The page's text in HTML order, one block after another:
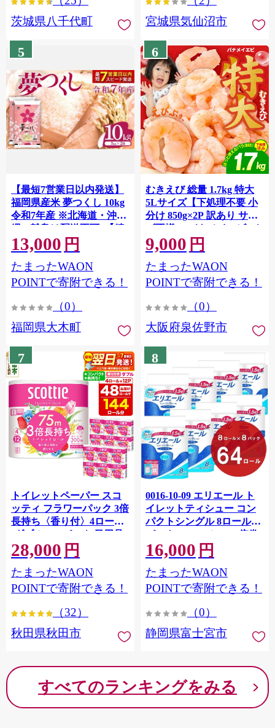
茨城県八千代町
宮城県気仙沼市
5
【最短7営業日以内発送】
福岡県産米 夢つくし 10kg
令和7年産 ※北海道・沖
縄・離島は配送不可 |【精
米 単一米 単一原料米 7年
産 国産 お米 ブランド米
5kg × 2 ゆめつくし】
CY009_01
13,000 円
たまったWAON
POINTで寄附できる！
（0）
福岡県大木町
6
むきえび 総量 1.7kg 特大
5Lサイズ【下処理不要 小
分け 850g×2P 訳あり サイ
ズ不揃い バナメイエビ バ
ラ凍結】 G4142
9,000 円
たまったWAON
POINTで寄附できる！
（0）
大阪府泉佐野市
7
トイレットペーパー スコ
ッティ フラワーパック 3倍
長持ち〈香り付〉4ロール
(ダブル)×12パック 日用品
最短翌日発送 [スコッティ
フラワーパック トイレッ
トペーパー 日本製紙クレ
シア] 秋田県秋田市
28,000 円
たまったWAON
POINTで寄附できる！
（32）
秋田県秋田市
8
0016-10-09 エリエール ト
イレットティシュー コン
パクトシングル 8ロール×8
パック 64ロール 1.5倍巻
82.5m トイレットペーパー
シングル パルプ100％ 香り
つき 日用品 消耗品 備蓄
16,000 円
たまったWAON
POINTで寄附できる！
（0）
静岡県富士宮市
すべてのランキングをみる